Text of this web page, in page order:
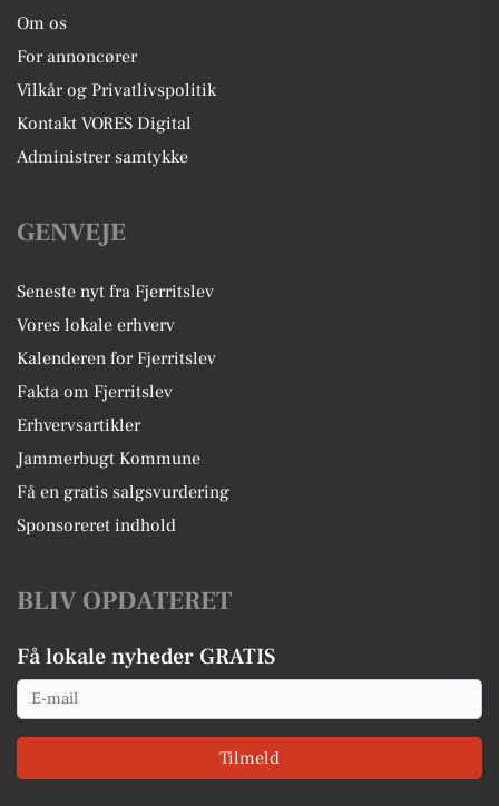
Om os
For annoncører
Vilkår og Privatlivspolitik
Kontakt VORES Digital
Administrer samtykke
GENVEJE
Seneste nyt fra Fjerritslev
Vores lokale erhverv
Kalenderen for Fjerritslev
Fakta om Fjerritslev
Erhvervsartikler
Jammerbugt Kommune
Få en gratis salgsvurdering
Sponsoreret indhold
BLIV OPDATERET
Få lokale nyheder GRATIS
Email
Tilmeld